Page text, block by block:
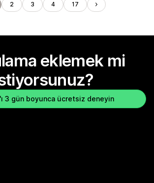
2 3 4 17
eklemek mi
3 gün boyunca ücretsiz deneyin